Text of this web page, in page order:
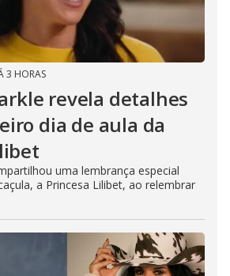
3 HORAS
revela detalhes
dia de aula da
uma lembrança especial
a Princesa Lilibet, ao relembrar